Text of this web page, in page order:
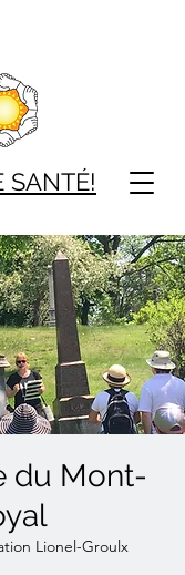
SANTÉ!
du Mont-
Lionel-Groulx